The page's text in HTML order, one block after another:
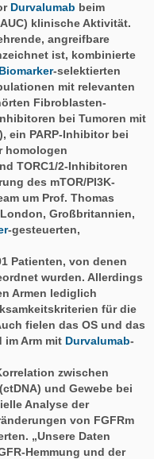
Durvalumab beim
klinische Aktivität.
angreifbare
ist, kombinierte
Biomarker-selektierten
mit relevanten
Fibroblasten-
bei Tumoren mit
ein PARP-Inhibitor bei
homologen
TORC1/2-Inhibitoren
des mTOR/PI3K-
um Prof. Thomas
Großbritannien,
-gesteuerten,
Patienten, von denen
wurden. Allerdings
Armen lediglich
für die
fielen das OS und das
im Arm mit Durvalumab-
zwischen
und Gewebe bei
Analyse der
von FGFRm
„Unsere Daten
Hemmung und der